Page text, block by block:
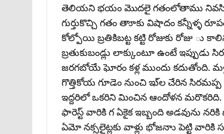
తెలియని భయం మొదలై గతంలోతాము నివసించే
గుర్తుకొచ్చి గతం తాూకు విషాదం కన్నీళ్ళ
కోల్పోయి బ్రతికిబట్ట కట్టి రోజుకు రోజు
బ్రతుకుబండ్లు లాక్కుంటూ ఉంటే
జరగబోయే ఘోరం కళ్ల ముందు కదుతోంది.
గొత్తికోయ గూడెం నుంచి ఇు్ల చేరిన సిరమప్ప
ఇద్దరిలో ఒకరిని మించిన ఆందోళన మరొకరిది.
ఫారెస్ట్‌ వారికి గ ఏకైక ఇబ్బంది అడవును
ఏమో నక్సలైట్లకు వాళ్లు భోజనాు పెట్టి